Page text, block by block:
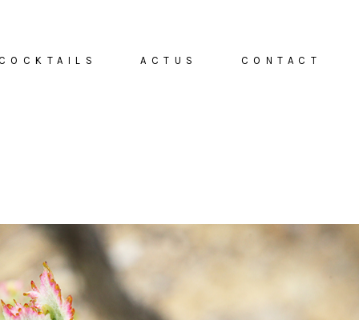
ACTUS CONTACT